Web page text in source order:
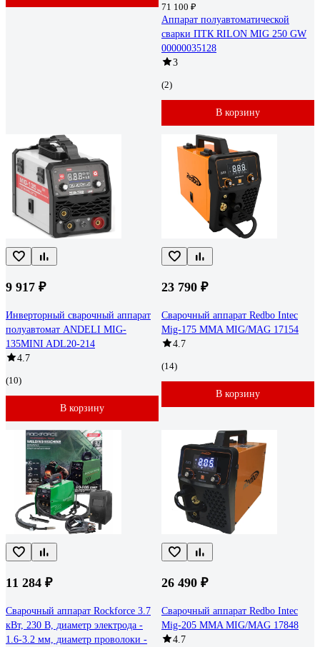
71 100 ₽
Аппарат полуавтоматической
сварки ПТК RILON MIG 250 GW
00000035128
3
(2)
В корзину
9 917 ₽
Инверторный сварочный аппарат
полуавтомат ANDELI MIG-
135MINI ADL20-214
4.7
(10)
В корзину
23 790 ₽
Сварочный аппарат Redbo Intec
Mig-175 MMA MIG/MAG 17154
4.7
(14)
В корзину
11 284 ₽
Сварочный аппарат Rockforce 3.7
кВт, 230 В, диаметр электрода -
1.6-3.2 мм, диаметр проволоки -
26 490 ₽
Сварочный аппарат Redbo Intec
Mig-205 MMA MIG/MAG 17848
4.7